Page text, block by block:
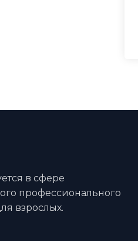
в сфере
профессионального
взрослых.